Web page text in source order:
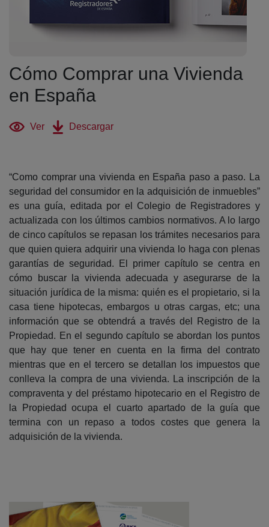
Cómo Comprar una Vivienda
en España
Ver (abre en nueva ventana)
Descargar(abre en nueva ventana)
“Como comprar una vivienda en España paso a paso. La
seguridad del consumidor en la adquisición de inmuebles”
es una guía, editada por el Colegio de Registradores y
actualizada con los últimos cambios normativos. A lo largo
de cinco capítulos se repasan los trámites necesarios para
que quien quiera adquirir una vivienda lo haga con plenas
garantías de seguridad. El primer capítulo se centra en
cómo buscar la vivienda adecuada y asegurarse de la
situación jurídica de la misma: quién es el propietario, si la
casa tiene hipotecas, embargos u otras cargas, etc; una
información que se obtendrá a través del Registro de la
Propiedad. En el segundo capítulo se abordan los puntos
que hay que tener en cuenta en la firma del contrato
mientras que en el tercero se detallan los impuestos que
conlleva la compra de una vivienda. La inscripción de la
compraventa y del préstamo hipotecario en el Registro de
la Propiedad ocupa el cuarto apartado de la guía que
termina con un repaso a todos costes que genera la
adquisición de la vivienda.